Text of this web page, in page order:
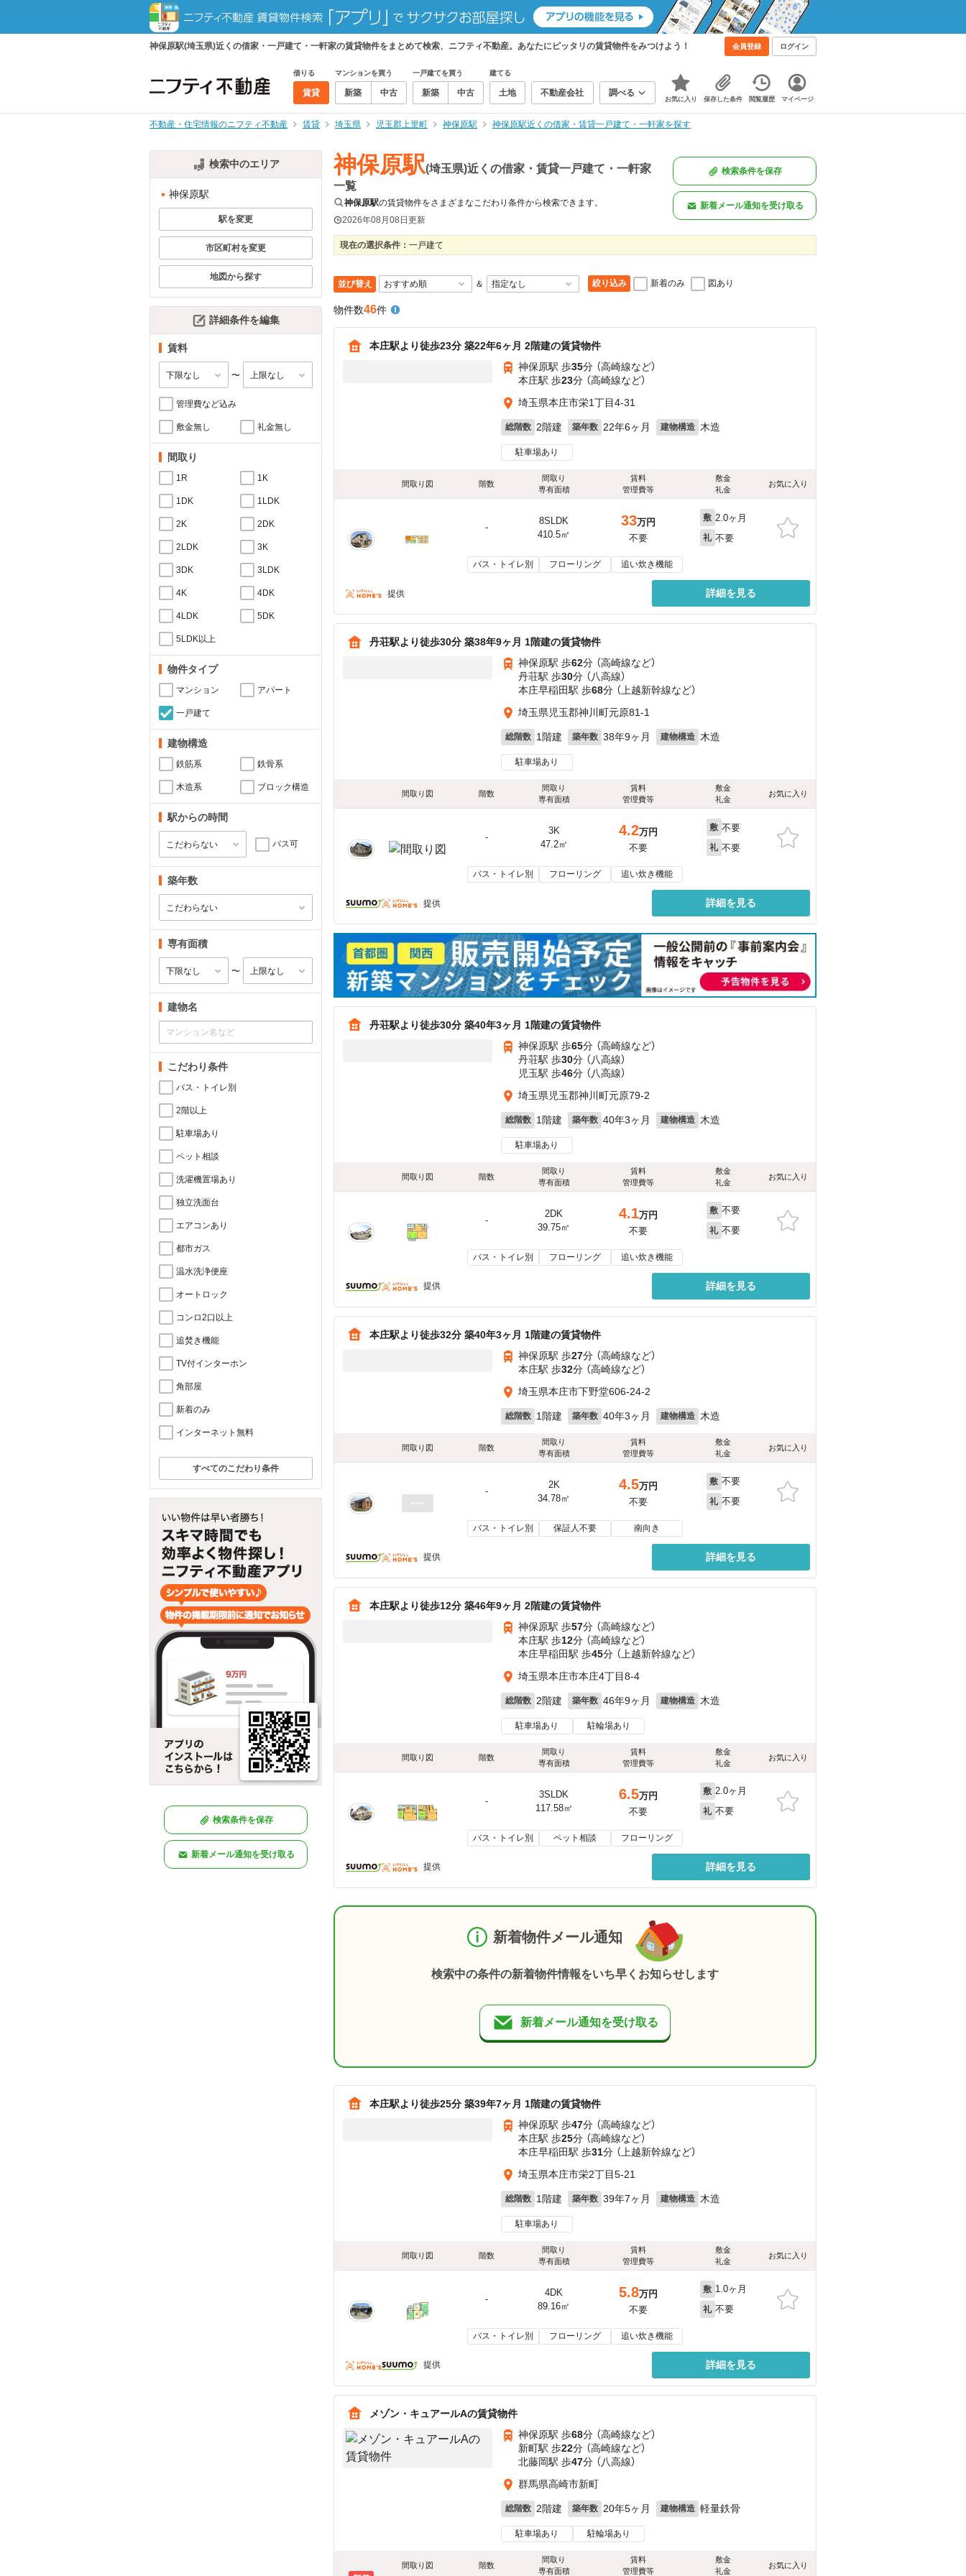
神保原駅(埼玉県)近くの借家・一戸建て・一軒家の賃貸物件をまとめて検索、ニフティ不動産。あなたにピッタリの賃貸物件をみつけよう！ 会員登録 ログイン
借りる
賃貸
マンションを買う
新築 中古
一戸建てを買う
新築 中古
建てる
土地 不動産会社 調べる
お気に入り 保存した条件 閲覧履歴 マイページ
不動産・住宅情報のニフティ不動産 賃貸 埼玉県 児玉郡上里町 神保原駅 神保原駅近くの借家・賃貸一戸建て・一軒家を探す
検索中のエリア
神保原駅
駅を変更
市区町村を変更
地図から探す
詳細条件を編集
賃料
〜
管理費など込み
敷金無し 礼金無し
間取り
1R 1K
1DK 1LDK
2K 2DK
2LDK 3K
3DK 3LDK
4K 4DK
4LDK 5DK
5LDK以上
物件タイプ
マンション アパート
一戸建て
建物構造
鉄筋系 鉄骨系
木造系 ブロック構造
駅からの時間
バス可
築年数
専有面積
〜
建物名
こだわり条件
バス・トイレ別
2階以上
駐車場あり
ペット相談
洗濯機置場あり
独立洗面台
エアコンあり
都市ガス
温水洗浄便座
オートロック
コンロ2口以上
追焚き機能
TV付インターホン
角部屋
新着のみ
インターネット無料
すべてのこだわり条件
検索条件を保存
新着メール通知を受け取る
神保原駅(埼玉県)近くの借家・賃貸一戸建て・一軒家
一覧
神保原駅の賃貸物件をさまざまなこだわり条件から検索できます。
2026年08月08日更新
検索条件を保存
新着メール通知を受け取る
現在の選択条件： 一戸建て
並び替え ＆ 絞り込み 新着のみ 図あり
物件数46件
本庄駅より徒歩23分 築22年6ヶ月 2階建の賃貸物件
神保原駅 歩35分 （高崎線など）
本庄駅 歩23分 （高崎線など）
埼玉県本庄市栄1丁目4-31
総階数 2階建 築年数 22年6ヶ月 建物構造 木造
駐車場あり
間取り図 階数
間取り
専有面積
賃料
管理費等
敷金
礼金
お気に入り
-
8SLDK
410.5㎡
33万円
不要
敷 2.0ヶ月
礼 不要
バス・トイレ別 フローリング 追い炊き機能
提供 詳細を見る
丹荘駅より徒歩30分 築38年9ヶ月 1階建の賃貸物件
神保原駅 歩62分 （高崎線など）
丹荘駅 歩30分 （八高線）
本庄早稲田駅 歩68分 （上越新幹線など）
埼玉県児玉郡神川町元原81-1
総階数 1階建 築年数 38年9ヶ月 建物構造 木造
駐車場あり
間取り図 階数
間取り
専有面積
賃料
管理費等
敷金
礼金
お気に入り
-
3K
47.2㎡
4.2万円
不要
敷 不要
礼 不要
バス・トイレ別 フローリング 追い炊き機能
提供 詳細を見る
丹荘駅より徒歩30分 築40年3ヶ月 1階建の賃貸物件
神保原駅 歩65分 （高崎線など）
丹荘駅 歩30分 （八高線）
児玉駅 歩46分 （八高線）
埼玉県児玉郡神川町元原79-2
総階数 1階建 築年数 40年3ヶ月 建物構造 木造
駐車場あり
間取り図 階数
間取り
専有面積
賃料
管理費等
敷金
礼金
お気に入り
-
2DK
39.75㎡
4.1万円
不要
敷 不要
礼 不要
バス・トイレ別 フローリング 追い炊き機能
提供 詳細を見る
本庄駅より徒歩32分 築40年3ヶ月 1階建の賃貸物件
神保原駅 歩27分 （高崎線など）
本庄駅 歩32分 （高崎線など）
埼玉県本庄市下野堂606-24-2
総階数 1階建 築年数 40年3ヶ月 建物構造 木造
間取り図 階数
間取り
専有面積
賃料
管理費等
敷金
礼金
お気に入り
-
2K
34.78㎡
4.5万円
不要
敷 不要
礼 不要
バス・トイレ別 保証人不要 南向き
提供 詳細を見る
本庄駅より徒歩12分 築46年9ヶ月 2階建の賃貸物件
神保原駅 歩57分 （高崎線など）
本庄駅 歩12分 （高崎線など）
本庄早稲田駅 歩45分 （上越新幹線など）
埼玉県本庄市本庄4丁目8-4
総階数 2階建 築年数 46年9ヶ月 建物構造 木造
駐車場あり 駐輪場あり
間取り図 階数
間取り
専有面積
賃料
管理費等
敷金
礼金
お気に入り
-
3SLDK
117.58㎡
6.5万円
不要
敷 2.0ヶ月
礼 不要
バス・トイレ別 ペット相談 フローリング
提供 詳細を見る
新着物件メール通知
検索中の条件の新着物件情報をいち早くお知らせします
新着メール通知を受け取る
本庄駅より徒歩25分 築39年7ヶ月 1階建の賃貸物件
神保原駅 歩47分 （高崎線など）
本庄駅 歩25分 （高崎線など）
本庄早稲田駅 歩31分 （上越新幹線など）
埼玉県本庄市栄2丁目5-21
総階数 1階建 築年数 39年7ヶ月 建物構造 木造
駐車場あり
間取り図 階数
間取り
専有面積
賃料
管理費等
敷金
礼金
お気に入り
-
4DK
89.16㎡
5.8万円
不要
敷 1.0ヶ月
礼 不要
バス・トイレ別 フローリング 追い炊き機能
提供 詳細を見る
メゾン・キュアールAの賃貸物件
神保原駅 歩68分 （高崎線など）
新町駅 歩22分 （高崎線など）
北藤岡駅 歩47分 （八高線）
群馬県高崎市新町
総階数 2階建 築年数 20年5ヶ月 建物構造 軽量鉄骨
駐車場あり 駐輪場あり
間取り図 階数
間取り
専有面積
賃料
管理費等
敷金
礼金
お気に入り